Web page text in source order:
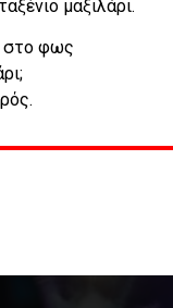
μαξιλάρι.
στο φως